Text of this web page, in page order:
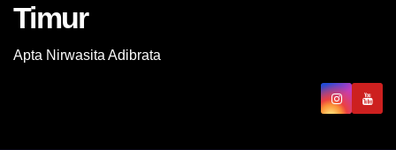
Timur
Apta Nirwasita Adibrata